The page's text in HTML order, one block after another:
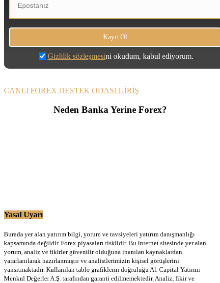
Gizlilik sözleşmesini okudum, kabul ediyorum.
CANLI FOREX DESTEK ODASI GİRİŞ
Neden Banka Yerine Forex?
Yasal Uyarı
Burada yer alan yatırım bilgi, yorum ve tavsiyeleri yatırım danışmanlığı
kapsamında değildir. Forex piyasaları risklidir. Bu internet sitesinde yer alan
yorum, analiz ve fikirler güvenilir olduğuna inanılan kaynaklardan
yararlanılarak hazırlanmıştır ve analistlerimizin kişisel görüşlerini
yansıtmaktadır. Kullanılan tablo grafiklerin doğruluğu A1 Capital Yatırım
Menkul Değerler A.Ş. tarafından garanti edilmemektedir. Analiz, fikir ve